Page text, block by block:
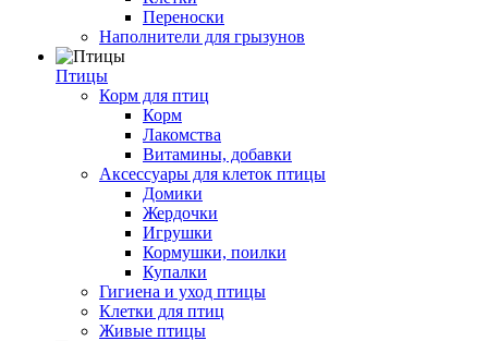
Переноски
Наполнители для грызунов
Птицы
Корм для птиц
Корм
Лакомства
Витамины, добавки
Аксессуары для клеток птицы
Домики
Жердочки
Игрушки
Кормушки, поилки
Купалки
Гигиена и уход птицы
Клетки для птиц
Живые птицы